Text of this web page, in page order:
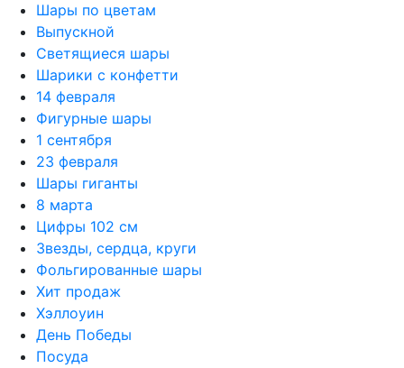
Шары по цветам
Выпускной
Светящиеся шары
Шарики с конфетти
14 февраля
Фигурные шары
1 сентября
23 февраля
Шары гиганты
8 марта
Цифры 102 см
Звезды, сердца, круги
Фольгированные шары
Хит продаж
Хэллоуин
День Победы
Посуда